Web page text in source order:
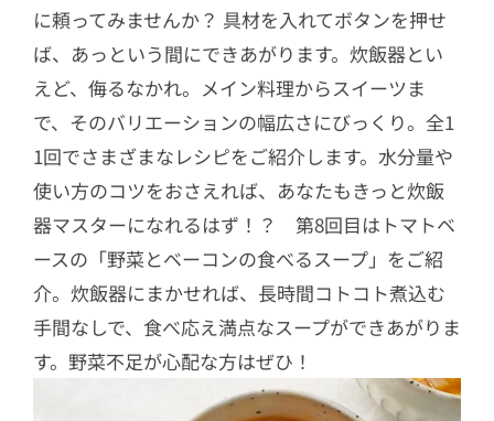
に頼ってみませんか？ 具材を入れてボタンを押せ
ば、あっという間にできあがります。炊飯器とい
えど、侮るなかれ。メイン料理からスイーツま
で、そのバリエーションの幅広さにびっくり。全1
1回でさまざまなレシピをご紹介します。水分量や
使い方のコツをおさえれば、あなたもきっと炊飯
器マスターになれるはず！？ 第8回目はトマトベ
ースの「野菜とベーコンの食べるスープ」をご紹
介。炊飯器にまかせれば、長時間コトコト煮込む
手間なしで、食べ応え満点なスープができあがりま
す。野菜不足が心配な方はぜひ！